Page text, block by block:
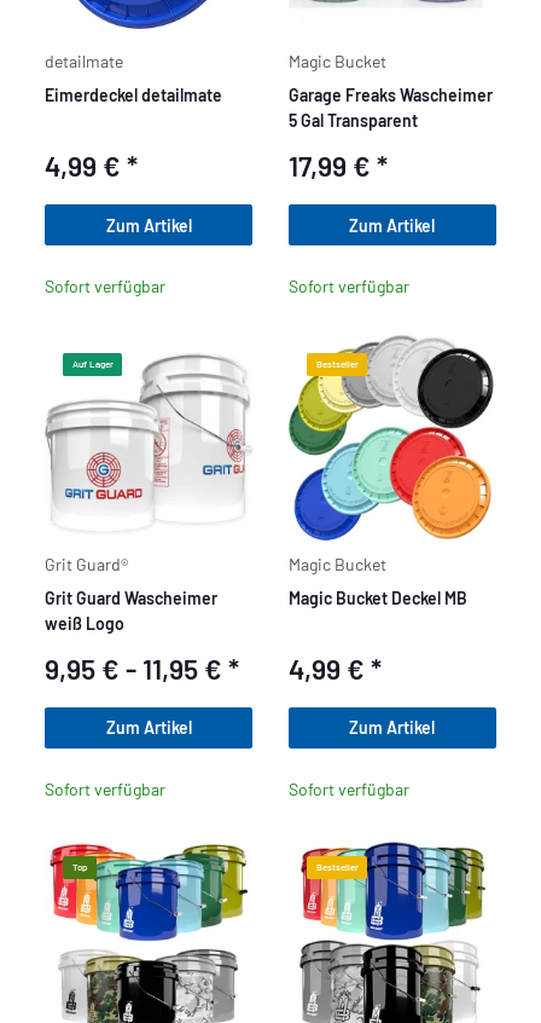
detailmate
Eimerdeckel detailmate
4,99 €*
Zum Artikel
Sofort verfügbar
Magic Bucket
Garage Freaks Wascheimer
5 Gal Transparent
17,99 € *
Zum Artikel
Sofort verfügbar
Auf Lager
Grit Guard®
Grit Guard Wascheimer
weiß Logo
9,95 € - 11,95 €*
Zum Artikel
Sofort verfügbar
Bestseller
Magic Bucket
Magic Bucket Deckel MB
4,99 € *
Zum Artikel
Sofort verfügbar
Top Bestseller